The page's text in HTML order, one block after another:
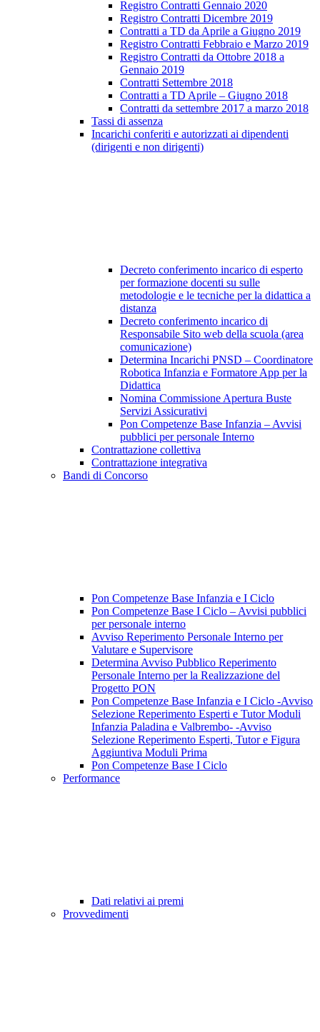
Registro Contratti Gennaio 2020
Registro Contratti Dicembre 2019
Contratti a TD da Aprile a Giugno 2019
Registro Contratti Febbraio e Marzo 2019
Registro Contratti da Ottobre 2018 a
Gennaio 2019
Contratti Settembre 2018
Contratti a TD Aprile – Giugno 2018
Contratti da settembre 2017 a marzo 2018
Tassi di assenza
Incarichi conferiti e autorizzati ai dipendenti
(dirigenti e non dirigenti)
Decreto conferimento incarico di esperto
per formazione docenti su sulle
metodologie e le tecniche per la didattica a
distanza
Decreto conferimento incarico di
Responsabile Sito web della scuola (area
comunicazione)
Determina Incarichi PNSD – Coordinatore
Robotica Infanzia e Formatore App per la
Didattica
Nomina Commissione Apertura Buste
Servizi Assicurativi
Pon Competenze Base Infanzia – Avvisi
pubblici per personale Interno
Contrattazione collettiva
Contrattazione integrativa
Bandi di Concorso
Pon Competenze Base Infanzia e I Ciclo
Pon Competenze Base I Ciclo – Avvisi pubblici
per personale interno
Avviso Reperimento Personale Interno per
Valutare e Supervisore
Determina Avviso Pubblico Reperimento
Personale Interno per la Realizzazione del
Progetto PON
Pon Competenze Base Infanzia e I Ciclo -Avviso
Selezione Reperimento Esperti e Tutor Moduli
Infanzia Paladina e Valbrembo- -Avviso
Selezione Reperimento Esperti, Tutor e Figura
Aggiuntiva Moduli Prima
Pon Competenze Base I Ciclo
Performance
Dati relativi ai premi
Provvedimenti